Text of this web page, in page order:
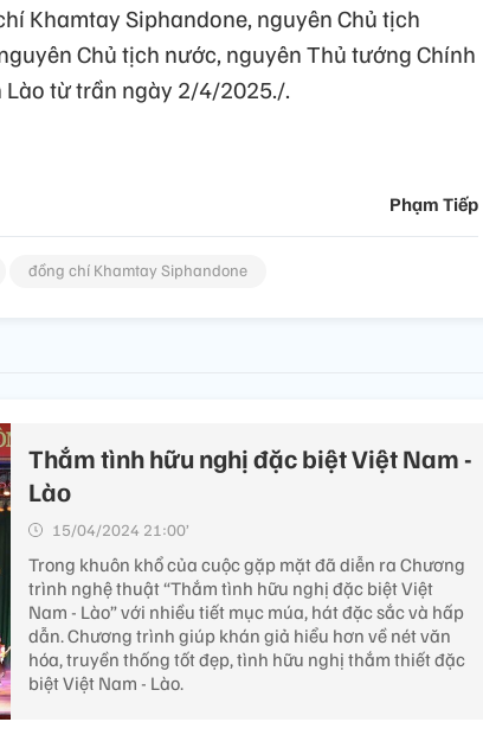
Khamtay Siphandone, nguyên Chủ tịch
Chủ tịch nước, nguyên Thủ tướng Chính
Lào từ trần ngày 2/4/2025./.
Phạm Tiếp
đồng chí Khamtay Siphandone
Thắm tình hữu nghị đặc biệt Việt Nam -
Lào
15/04/2024 21:00’
Trong khuôn khổ của cuộc gặp mặt đã diễn ra Chương
trình nghệ thuật “Thắm tình hữu nghị đặc biệt Việt
Nam - Lào” với nhiều tiết mục múa, hát đặc sắc và hấp
dẫn. Chương trình giúp khán giả hiểu hơn về nét văn
hóa, truyền thống tốt đẹp, tình hữu nghị thắm thiết đặc
biệt Việt Nam - Lào.